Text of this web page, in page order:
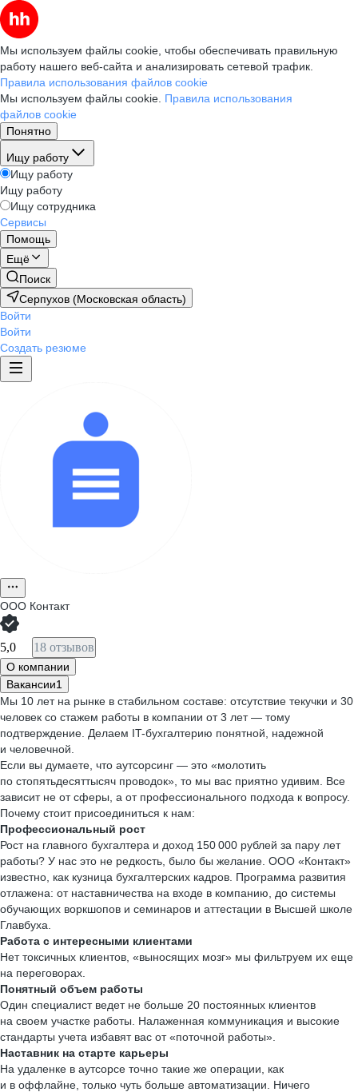
Мы используем файлы cookie, чтобы обеспечивать правильную
работу нашего веб-сайта и анализировать сетевой трафик.
Правила использования файлов cookie
Мы используем файлы cookie. Правила использования
файлов cookie
Понятно
Ищу работу
Ищу работу
Ищу работу
Ищу сотрудника
Сервисы
Помощь
Ещё
Поиск
Серпухов (Московская область)
Войти
Войти
Создать резюме
ООО Контакт
5,0 18 отзывов
О компании
Вакансии1
Мы 10 лет на рынке в стабильном составе: отсутствие текучки и 30
человек со стажем работы в компании от 3 лет — тому
подтверждение. Делаем IT-бухгалтерию понятной, надежной
и человечной.
Если вы думаете, что аутсорсинг — это «молотить
по стопятьдесяттысяч проводок», то мы вас приятно удивим. Все
зависит не от сферы, а от профессионального подхода к вопросу.
Почему стоит присоединиться к нам:
Профессиональный рост
Рост на главного бухгалтера и доход 150 000 рублей за пару лет
работы? У нас это не редкость, было бы желание. ООО «Контакт»
известно, как кузница бухгалтерских кадров. Программа развития
отлажена: от наставничества на входе в компанию, до системы
обучающих воркшопов и семинаров и аттестации в Высшей школе
Главбуха.
Работа с интересными клиентами
Нет токсичных клиентов, «выносящих мозг» мы фильтруем их еще
на переговорах.
Понятный объем работы
Один специалист ведет не больше 20 постоянных клиентов
на своем участке работы. Налаженная коммуникация и высокие
стандарты учета избавят вас от «поточной работы».
Наставник на старте карьеры
На удаленке в аутсорсе точно такие же операции, как
и в оффлайне, только чуть больше автоматизации. Ничего